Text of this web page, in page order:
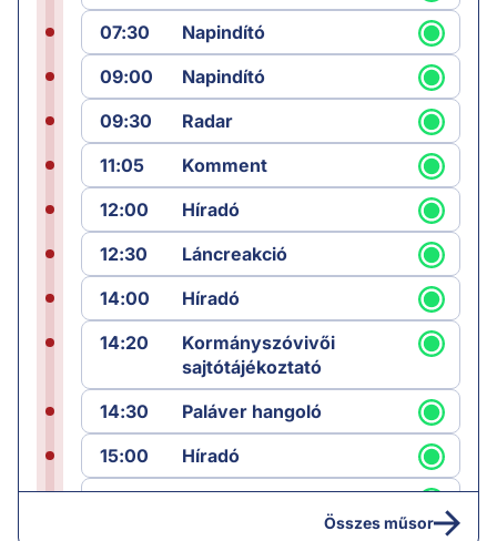
07:30
Napindító
09:00
Napindító
09:30
Radar
11:05
Komment
12:00
Híradó
12:30
Láncreakció
14:00
Híradó
14:20
Kormányszóvivői
sajtótájékoztató
14:30
Paláver hangoló
15:00
Híradó
15:30
Paláver
Összes műsor